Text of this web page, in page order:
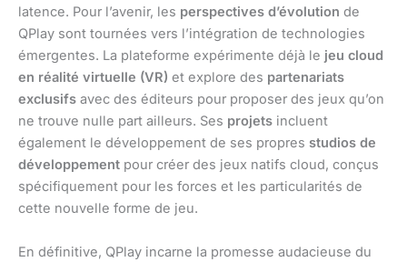
latence. Pour l’avenir, les perspectives d’évolution de
QPlay sont tournées vers l’intégration de technologies
émergentes. La plateforme expérimente déjà le jeu cloud
en réalité virtuelle (VR) et explore des partenariats
exclusifs avec des éditeurs pour proposer des jeux qu’on
ne trouve nulle part ailleurs. Ses projets incluent
également le développement de ses propres studios de
développement pour créer des jeux natifs cloud, conçus
spécifiquement pour les forces et les particularités de
cette nouvelle forme de jeu.
En définitive, QPlay incarne la promesse audacieuse du